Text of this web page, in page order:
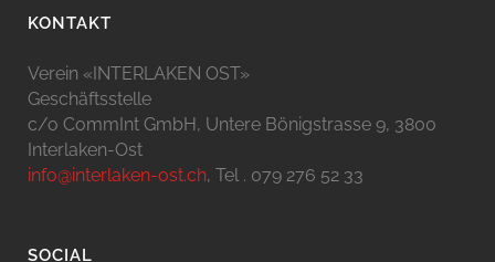
KONTAKT
Verein «INTERLAKEN OST»
Geschäftsstelle
c/o CommInt GmbH, Untere Bönigstrasse 9, 3800
Interlaken-Ost
info@interlaken-ost.ch, Tel . 079 276 52 33
SOCIAL